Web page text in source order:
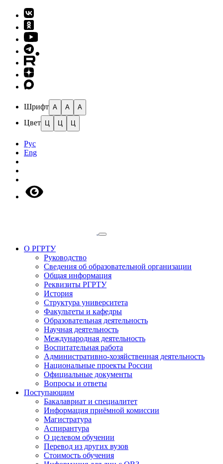
Шрифт A A A
Цвет Ц Ц Ц
Рус
Eng
О РГРТУ
Руководство
Сведения об образовательной организации
Общая информация
Реквизиты РГРТУ
История
Структура университета
Факультеты и кафедры
Образовательная деятельность
Научная деятельность
Международная деятельность
Воспитательная работа
Административно-хозяйственная деятельность
Национальные проекты России
Официальные документы
Вопросы и ответы
Поступающим
Бакалавриат и специалитет
Информация приёмной комиссии
Магистратура
Аспирантура
О целевом обучении
Перевод из других вузов
Стоимость обучения